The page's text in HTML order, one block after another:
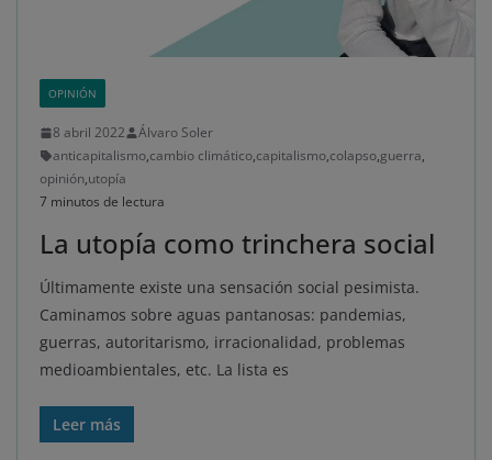
OPINIÓN
8 abril 2022
Álvaro Soler
anticapitalismo,cambio climático,capitalismo,colapso,guerra,
opinión,utopía
7 minutos de lectura
La utopía como trinchera social
Últimamente existe una sensación social pesimista.
Caminamos sobre aguas pantanosas: pandemias,
guerras, autoritarismo, irracionalidad, problemas
medioambientales, etc. La lista es
Leer más